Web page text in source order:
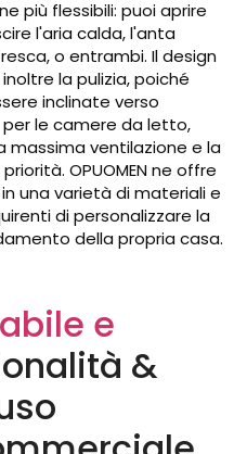
più flessibili: puoi aprire
l'aria calda, l'anta
o entrambi. Il design
la pulizia, poiché
inclinate verso
le camere da letto,
massima ventilazione e la
OPUOMEN ne offre
una varietà di materiali e
di personalizzare la
della propria casa.
e
&